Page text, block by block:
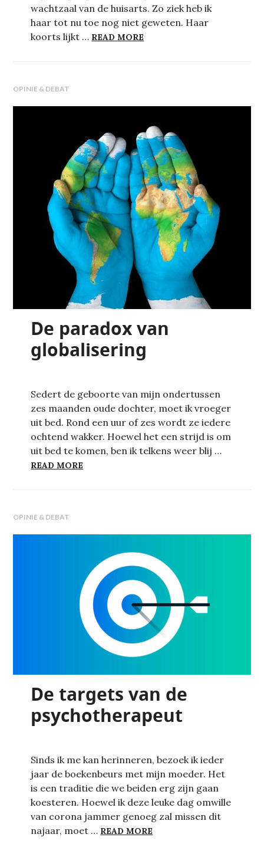
wachtzaal van de huisarts. Zo ziek heb ik
haar tot nu toe nog niet geweten. Haar
koorts lijkt … READ MORE
OPINIE & DEBAT
De paradox van
globalisering
Sedert de geboorte van mijn ondertussen
zes maanden oude dochter, moet ik vroeger
uit bed. Rond een uur of zes wordt ze iedere
ochtend wakker. Hoewel het een strijd is om
uit bed te komen, ben ik telkens weer blij …
READ MORE
OPINIE & DEBAT
De targets van de
psychotherapeut
Sinds ik me kan herinneren, bezoek ik ieder
jaar de boekenbeurs met mijn moeder. Het
is een traditie die we beiden erg zijn gaan
koesteren. Hoewel ik deze leuke dag omwille
van corona jammer genoeg zal missen dit
najaar, moet … READ MORE